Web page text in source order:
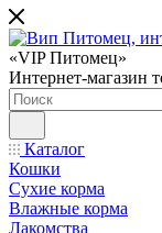
«VIP Питомец»
Интернет-магазин
Каталог
Кошки
Сухие корма
Влажные корма
Лакомства